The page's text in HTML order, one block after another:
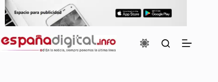
contenido